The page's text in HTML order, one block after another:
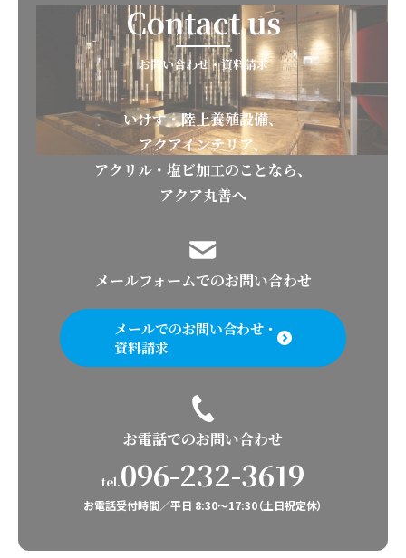
Contact us
お問い合わせ・資料請求
いけす・陸上養殖設備、
アクアインテリア、
アクリル・塩ビ加工のことなら、
アクア丸善へ
メールフォームでのお問い合わせ
メールでのお問い合わせ・
資料請求
お電話でのお問い合わせ
tel.096-232-3619
お電話受付時間／平日 8:30〜17:30（土日祝定休）